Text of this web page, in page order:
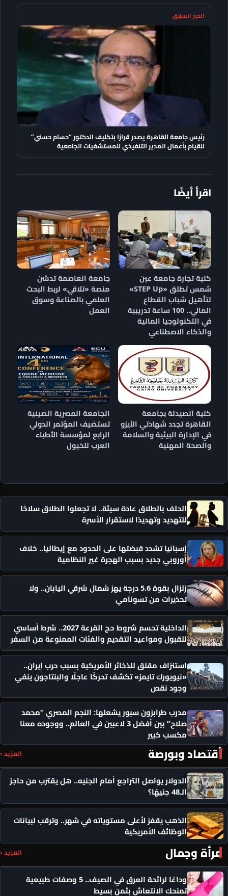
الخبر السابق
رئيس جامعة القاهرة يصدر قرارًا بتكليف الدكتور “حسام حسني”
للقيام بأعمال المدير التنفيذي للمستشفيات الجامعية
اقرأ أيضًا
كلية تجارة جامعة عين
شمس تطلق «STEP Up»
لتأهيل شباب القطاع
المالي.. 100 ساعة تدريبية
في التكنولوجيا المالية
والذكاء الاصطناعي
جامعة العاصمة تدشن
منصة «تلاقي» لربط البحث
العلمي بالصناعة وسوق
العمل
كلية الصيدلة بجامعة
القاهرة تجدد شهادتي الأيزو
في الإدارة البيئية والسلامة
والصحة المهنية
الجامعة المصرية الصينية
تستضيف المؤتمر الدولي
الرابع لمؤسسة الأطباء
العرب للخيول
الحلف بالطلاق عادة سيئة.. لا تجعلوا الطلاق سلاحًا
للتهديد وتهديدًا لاستقرار الأسرة
إسبانيا تشدد قبضتها على الحدود مع إيطاليا.. خلاف
أوروبي جديد بسبب الهجرة غير النظامية
زلزال بقوة 5.6 درجة يهز شمال شرقي اليابان.. ولا
تحذيرات من تسونامي
الداخلية تحسم شروط حج القرعة 2027.. شرط أساسي
للقبول ومواعيد التقديم والفئات الممنوعة من السفر
استنزاف مقلق للذخائر الأمريكية بسبب حرب إيران..
«نيويورك تايمز» تكشف تحركًا عاجلًا والبنتاجون ينفي
وجود نقص
مدرب طرابزون سبور يشعلها: النجم المصري “محمد
صلاح” بين أفضل 3 لاعبين في العالم.. ووجوده معنا
مكسب كبير
أقتصاد وبورصة المزيد ‹
الدولار يواصل التراجع أمام الجنيه.. هل يقترب من حاجز
الـ48 جنيهًا؟
الذهب يقفز لأعلى مستوياته في شهر.. وترقب لبيانات
الوظائف الأمريكية
مرأة وجمال المزيد ‹
وداعًا لرائحة العرق في الصيف.. 5 وصفات طبيعية
تمنحك الانتعاش بثمن بسيط